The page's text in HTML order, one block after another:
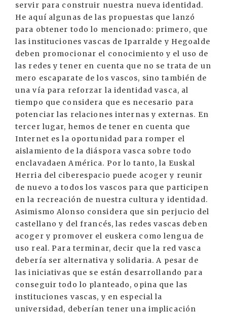
servir para construir nuestra nueva identidad.
He aquí algunas de las propuestas que lanzó
para obtener todo lo mencionado: primero, que
las instituciones vascas de Iparralde y Hegoalde
deben promocionar el conocimiento y el uso de
las redes y tener en cuenta que no se trata de un
mero escaparate de los vascos, sino también de
una vía para reforzar la identidad vasca, al
tiempo que considera que es necesario para
potenciar las relaciones internas y externas. En
tercer lugar, hemos de tener en cuenta que
Internet es la oportunidad para romper el
aislamiento de la diáspora vasca sobre todo
enclavadaen América. Por lo tanto, la Euskal
Herria del ciberespacio puede acoger y reunir
de nuevo a todos los vascos para que participen
en la recreación de nuestra cultura y identidad.
Asimismo Alonso considera que sin perjucio del
castellano y del francés, las redes vascas deben
acoger y promover el euskera como lengua de
uso real. Para terminar, decir que la red vasca
debería ser alternativa y solidaria. A pesar de
las iniciativas que se están desarrollando para
conseguir todo lo planteado, opina que las
instituciones vascas, y en especial la
universidad, deberían tener una implicación